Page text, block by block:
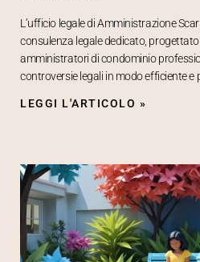
L’ufficio legale di Amministrazione
consulenza legale dedicato,
amministratori di condominio
controversie legali in modo efficiente e
LEGGI L'ARTICOLO »